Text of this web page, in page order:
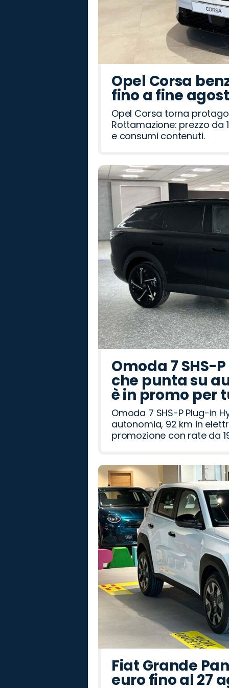
Opel Corsa
fino a fine
Opel Corsa torna
Rottamazione: prezzo da
e consumi contenuti.
Omoda 7 SHS-
che punta su
è in promo per
Omoda 7 SHS-P Plug-in
autonomia, 92 km in
promozione con rate da
Fiat Grande
euro fino al 27